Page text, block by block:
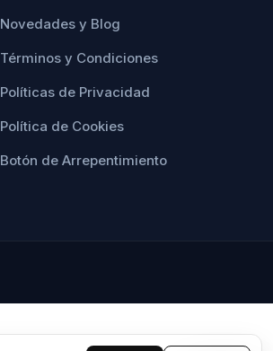
Novedades y Blog
Términos y Condiciones
Políticas de Privacidad
Política de Cookies
Botón de Arrepentimiento